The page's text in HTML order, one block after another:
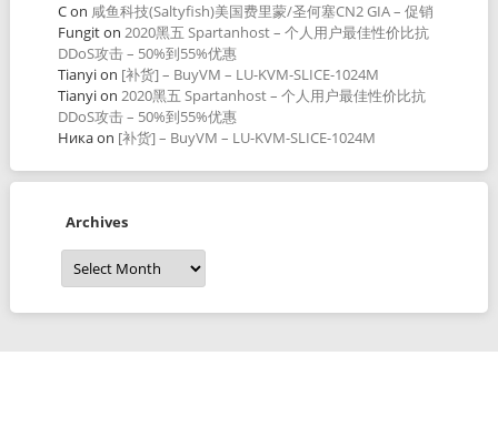
Con 咸鱼科技(Saltyfish)美国费里蒙/圣何塞CN2 GIA – 促销
Fungiton 2020黑五 Spartanhost – 个人用户最佳性价比抗
DDoS攻击 – 50%到55%优惠
Tianyion [补货] – BuyVM – LU-KVM-SLICE-1024M
Tianyion 2020黑五 Spartanhost – 个人用户最佳性价比抗
DDoS攻击 – 50%到55%优惠
Никаon [补货] – BuyVM – LU-KVM-SLICE-1024M
Archives
Archives